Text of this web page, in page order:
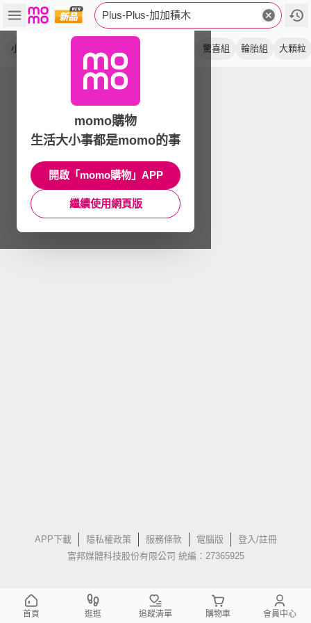
Plus-Plus-加加積木
小顆粒 驚喜組 輪胎組 大顆粒
APP下載 隱私權政策 服務條款 電腦版
登入/註冊
富邦媒體科技股份有限公司 統編：27365925
momo購物
生活大小事都是momo的事
開啟「momo購物」APP
繼續使用網頁版
首頁 逛逛 追蹤清單 購物車 會員中心